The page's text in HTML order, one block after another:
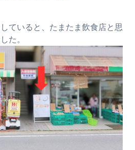
ていると、たまたま飲食店と思
た。